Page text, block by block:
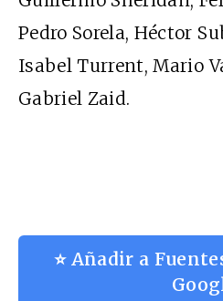
Pedro Sorela, Héctor
Isabel Turrent, Mario
Gabriel Zaid.
⭐ Añadir a